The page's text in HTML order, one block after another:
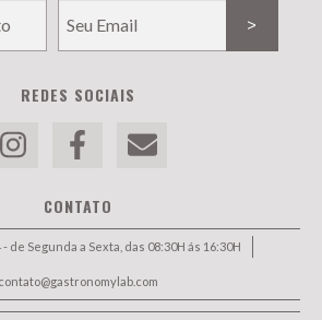
REDES SOCIAIS
CONTATO
- de Segunda a Sexta, das 08:30H ás 16:30H
contato@gastronomylab.com